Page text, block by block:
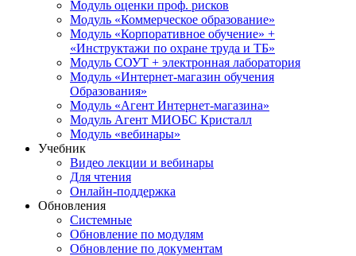
Модуль оценки проф. рисков
Модуль «Коммерческое образование»
Модуль «Корпоративное обучение» +
«Инструктажи по охране труда и ТБ»
Модуль СОУТ + электронная лаборатория
Модуль «Интернет-магазин обучения
Образования»
Модуль «Агент Интернет-магазина»
Модуль Агент МИОБС Кристалл
Модуль «вебинары»
Учебник
Видео лекции и вебинары
Для чтения
Онлайн-поддержка
Обновления
Системные
Обновление по модулям
Обновление по документам